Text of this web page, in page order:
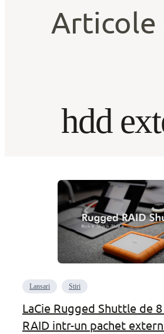
Articole
hdd
Lansari Stiri
LaCie Rugged Shuttle de
RAID intr-un pachet